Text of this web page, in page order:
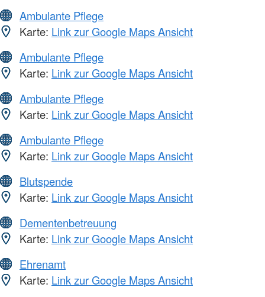
Ambulante Pflege
Karte: Link zur Google Maps Ansicht
Ambulante Pflege
Karte: Link zur Google Maps Ansicht
Ambulante Pflege
Karte: Link zur Google Maps Ansicht
Ambulante Pflege
Karte: Link zur Google Maps Ansicht
Blutspende
Karte: Link zur Google Maps Ansicht
Dementenbetreuung
Karte: Link zur Google Maps Ansicht
Ehrenamt
Karte: Link zur Google Maps Ansicht